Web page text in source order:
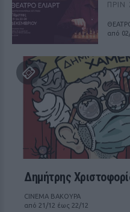
από
Δημήτρης
CINEMA ΒΑΚΟΥΡΑ
από 21/12 έως 22/12